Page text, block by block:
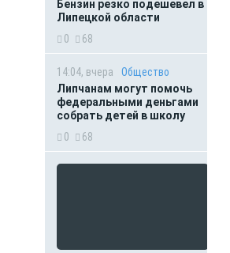
Бензин резко подешевел в
Липецкой области
0
68
14:04, вчера
Общество
Липчанам могут помочь
федеральными деньгами
собрать детей в школу
0
68